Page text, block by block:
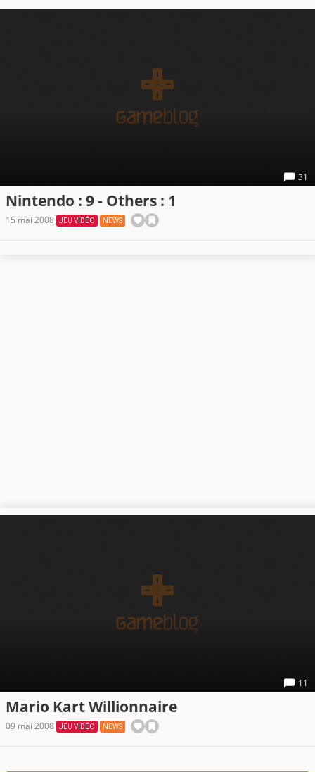
31
Nintendo : 9 - Others : 1
15 mai 2008 JEU VIDÉO NEWS
11
Mario Kart Willionnaire
09 mai 2008 JEU VIDÉO NEWS